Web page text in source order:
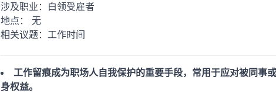
涉及职业： 白领受雇者
地点： 无
相关议题： 工作时间
工作留痕成为职场人自我保护的重要手段，常用于应对被同事
身权益。